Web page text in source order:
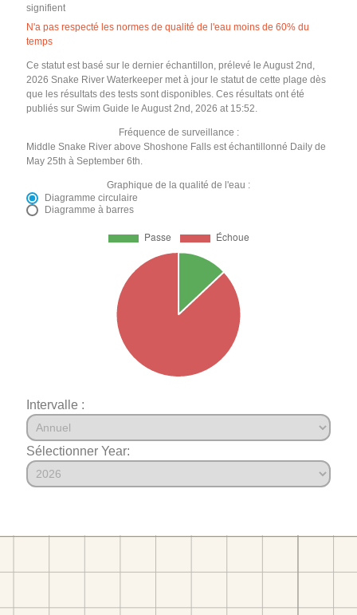
signifient
N'a pas respecté les normes de qualité de l'eau moins de 60% du
temps
Ce statut est basé sur le dernier échantillon, prélevé le August 2nd,
2026 Snake River Waterkeeper met à jour le statut de cette plage dès
que les résultats des tests sont disponibles. Ces résultats ont été
publiés sur Swim Guide le August 2nd, 2026 at 15:52.
Fréquence de surveillance :
Middle Snake River above Shoshone Falls est échantillonné Daily de
May 25th à September 6th.
Graphique de la qualité de l'eau :
Diagramme circulaire
Diagramme à barres
Intervalle :
Sélectionner Year: